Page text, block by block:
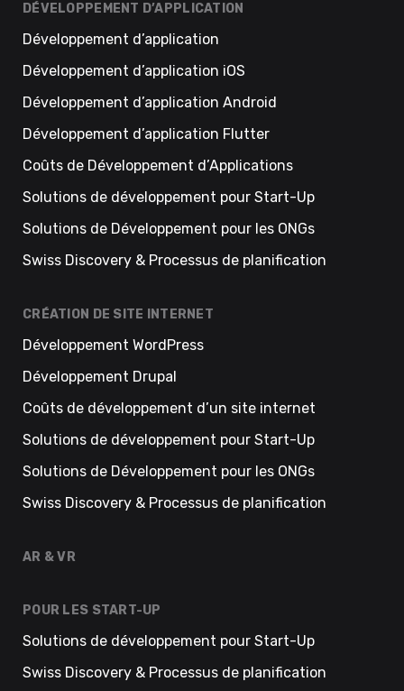
DÉVELOPPEMENT D’APPLICATION
Développement d’application
Développement d’application iOS
Développement d’application Android
Développement d’application Flutter
Coûts de Développement d’Applications
Solutions de développement pour Start-Up
Solutions de Développement pour les ONGs
Swiss Discovery & Processus de planification
CRÉATION DE SITE INTERNET
Développement WordPress
Développement Drupal
Coûts de développement d’un site internet
Solutions de développement pour Start-Up
Solutions de Développement pour les ONGs
Swiss Discovery & Processus de planification
AR & VR
POUR LES START-UP
Solutions de développement pour Start-Up
Swiss Discovery & Processus de planification